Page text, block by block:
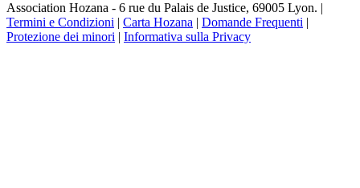
Association Hozana - 6 rue du Palais de Justice, 69005 Lyon. |
Termini e Condizioni | Carta Hozana | Domande Frequenti |
Protezione dei minori | Informativa sulla Privacy